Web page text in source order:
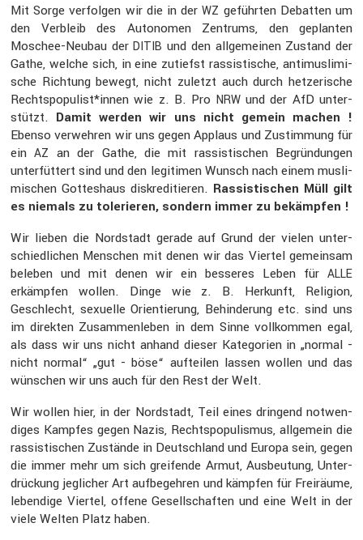
Mit Sorge verfolgen wir die in derWZ geführten Debatten um
den Verbleib des Autonomen Zentrums, den geplanten
Moschee-Neubau derDITIB und den allge­meinen Zustand der
Gathe, welche sich, in eine zutiefst rassis­ti­sche, antimus­li­mi­
sche Richtung bewegt, nicht zuletzt auch durch hetze­ri­sche
Rechtspopulist*innen wie z. B. Pro NRWund der AfD unter­
stützt. Damit werden wir uns nicht gemein machen !
Ebenso verwehren wir uns gegen Applaus und Zustim­mung für
einAZ an der Gathe, die mit rassis­ti­schen Begrün­dungen
unter­füt­tert sind und den legitimen Wunsch nach einem musli­
mi­schen Gottes­haus diskre­di­tieren. Rassis­ti­schen Müll gilt
es niemals zu tolerieren, sondern immer zu bekämpfen !
Wir lieben die Nordstadt gerade auf Grund der vielen unter­
schied­li­chen Menschen mit denen wir das Viertel gemeinsam
beleben und mit denen wir ein besseres Leben für ALLE
erkämpfen wollen. Dinge wie z. B. Herkunft, Religion,
Geschlecht, sexuelle Orien­tie­rung, Behin­de­rung etc. sind uns
im direkten Zusam­men­leben in dem Sinne vollkommen egal,
als dass wir uns nicht anhand dieser Katego­rien in „normal -
nicht normal“ „gut - böse“ aufteilen lassen wollen und das
wünschen wir uns auch für den Rest der Welt.
Wir wollen hier, in der Nordstadt, Teil eines dringend notwen­
diges Kampfes gegen Nazis, Rechts­po­pu­lismus, allge­mein die
rassis­ti­schen Zustände in Deutsch­land und Europa sein, gegen
die immer mehr um sich greifende Armut, Ausbeu­tung, Unter­
drü­ckung jegli­cher Art aufbe­gehren und kämpfen für Freiräume,
leben­dige Viertel, offene Gesell­schaften und eine Welt in der
viele Welten Platz haben.